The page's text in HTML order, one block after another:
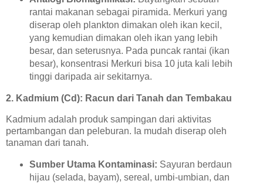
rantai makanan sebagai piramida. Merkuri yang
diserap oleh plankton dimakan oleh ikan kecil,
yang kemudian dimakan oleh ikan yang lebih
besar, dan seterusnya. Pada puncak rantai (ikan
besar), konsentrasi Merkuri bisa 10 juta kali lebih
tinggi daripada air sekitarnya.
2. Kadmium (Cd): Racun dari Tanah dan Tembakau
Kadmium adalah produk sampingan dari aktivitas
pertambangan dan peleburan. Ia mudah diserap oleh
tanaman dari tanah.
Sumber Utama Kontaminasi: Sayuran berdaun
hijau (selada, bayam), sereal, umbi-umbian, dan